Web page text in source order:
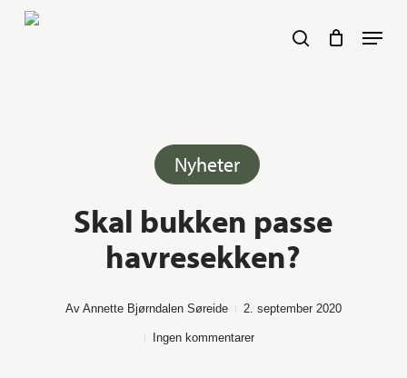
Skip
search
Nyheter
Skal bukken passe
havresekken?
Av Annette Bjørndalen Søreide 2. september 2020
Ingen kommentarer